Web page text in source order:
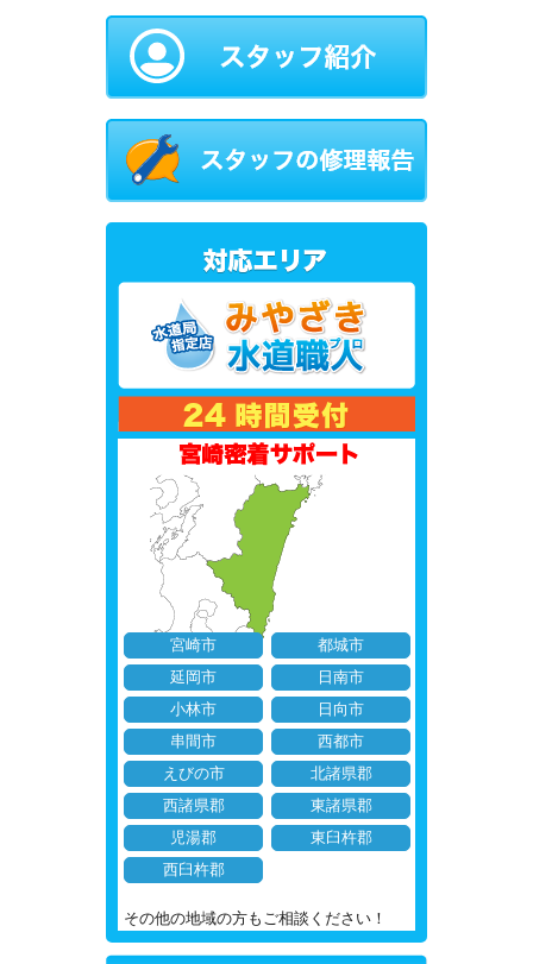
宮崎市
都城市
延岡市
日南市
小林市
日向市
串間市
西都市
えびの市
北諸県郡
西諸県郡
東諸県郡
児湯郡
東臼杵郡
西臼杵郡
その他の地域の方もご相談ください！